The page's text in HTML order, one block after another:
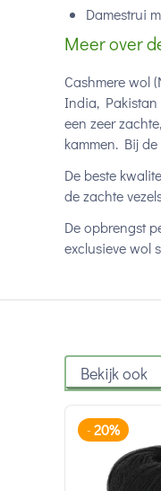
Damestrui
Meer over
Cashmere wol
India, Pakistan
een zeer
kammen. Bij
De beste
de zachte
De opbrengst
exclusieve wol
Bekijk ook
- 20%